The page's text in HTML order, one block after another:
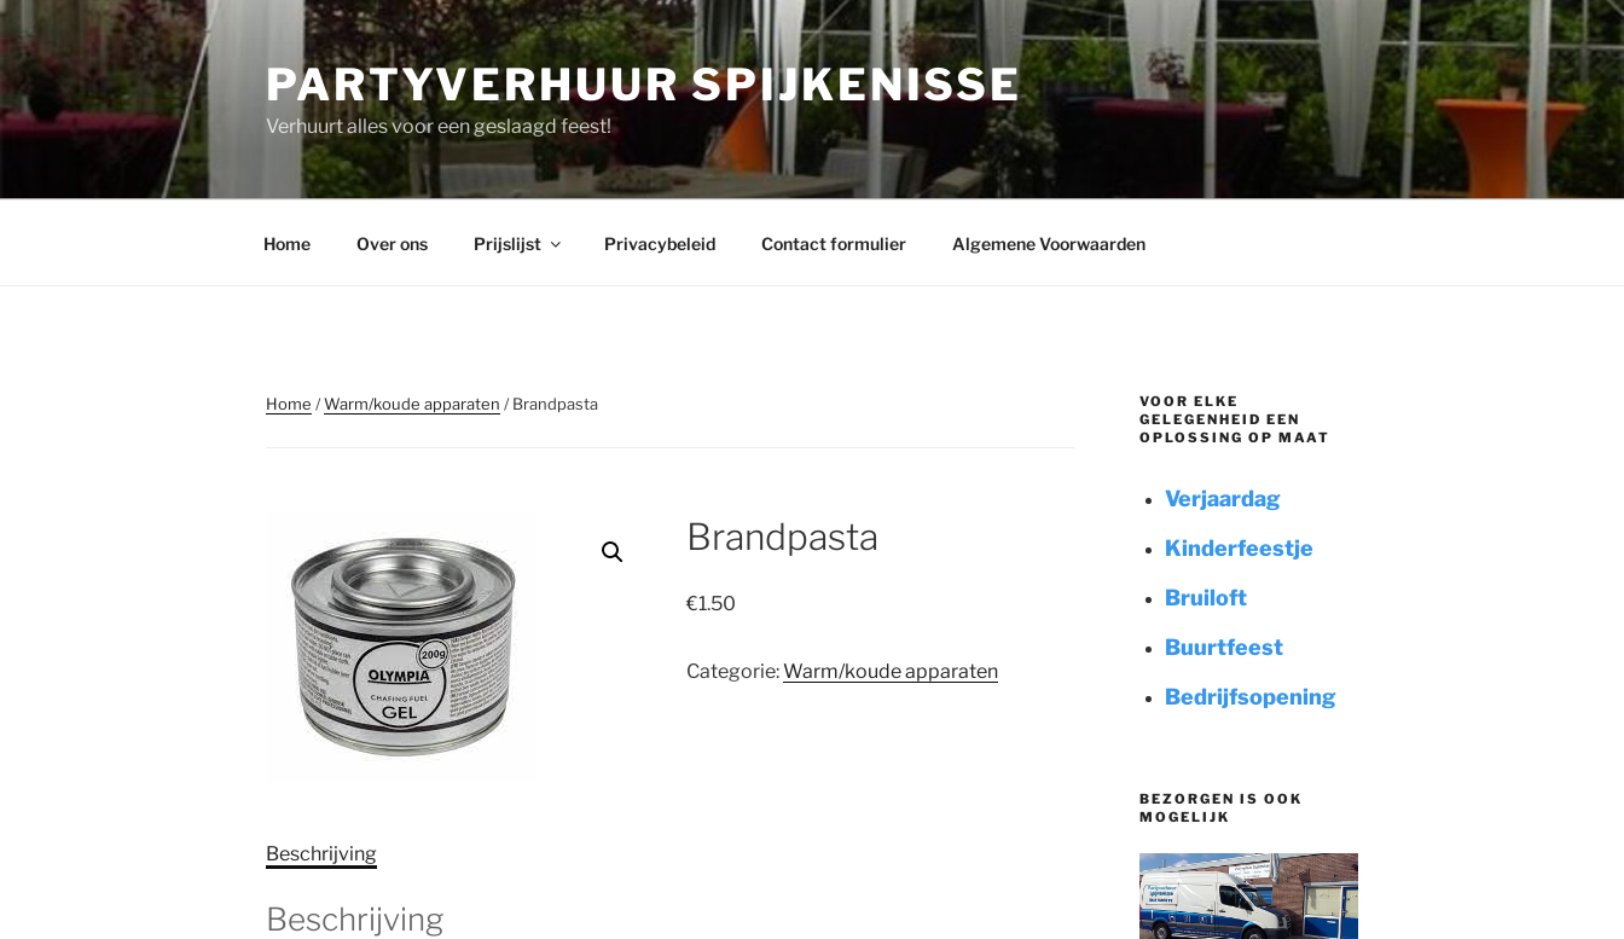
PARTYVERHUUR SPIJKENISSE
Verhuurt alles voor een geslaagd feest!
Home Over ons Prijslijst Privacybeleid Contact formulier Algemene Voorwaarden
Home /Warm/koude apparaten / Brandpasta
Brandpasta
€1.50
Categorie:Warm/koude apparaten
Beschrijving
Beschrijving
VOOR ELKE
GELEGENHEID EEN
OPLOSSING OP MAAT
Verjaardag
Kinderfeestje
Bruiloft
Buurtfeest
Bedrijfsopening
BEZORGEN IS OOK
MOGELIJK